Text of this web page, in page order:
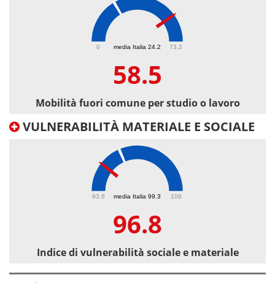
media Italia 24.2
0 73.2
58.5
Mobilità fuori comune per studio o lavoro
VULNERABILITÀ MATERIALE E SOCIALE
media Italia 99.3
93.6 109
96.8
Indice di vulnerabilità sociale e materiale